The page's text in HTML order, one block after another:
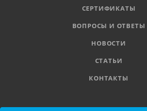
СЕРТИФИКАТЫ
ВОПРОСЫ И ОТВЕТЫ
НОВОСТИ
СТАТЬИ
КОНТАКТЫ